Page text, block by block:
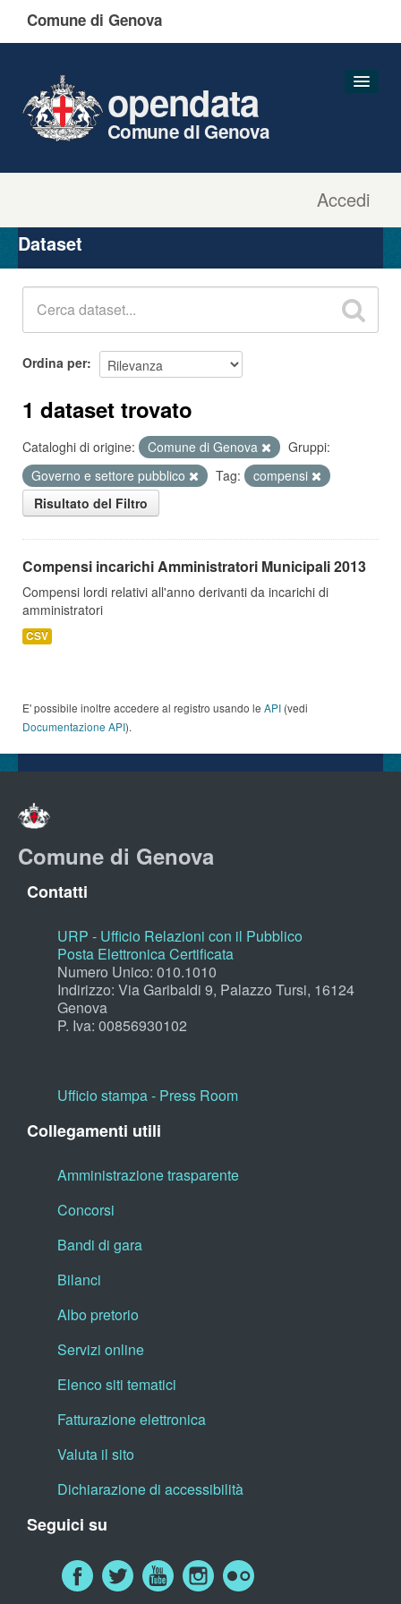
Comune di Genova
Accedi
opendata
Comune di Genova
Organizzazioni
Gruppi
Dataset
Ordina per
1 dataset trovato
Cataloghi di origine: Comune di Genova
Gruppi:
Governo e settore pubblico
Tag:
compensi
Risultato del Filtro
Compensi incarichi Amministratori Municipali 2013
Compensi lordi relativi all'anno derivanti da incarichi di
amministratori
CSV
E' possibile inoltre accedere al registro usando le API (vedi
Documentazione API).
Comune di Genova
Contatti
URP - Ufficio Relazioni con il Pubblico
Posta Elettronica Certificata
Numero Unico: 010.1010
Indirizzo: Via Garibaldi 9, Palazzo Tursi, 16124
Genova
P. Iva: 00856930102
Ufficio stampa - Press Room
Collegamenti utili
Amministrazione trasparente
Concorsi
Bandi di gara
Bilanci
Albo pretorio
Servizi online
Elenco siti tematici
Fatturazione elettronica
Valuta il sito
Dichiarazione di accessibilità
Seguici su